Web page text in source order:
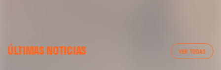
ÚLTIMAS NOTICIAS VER TODAS